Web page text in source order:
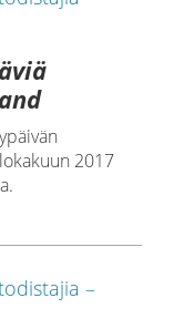
2017